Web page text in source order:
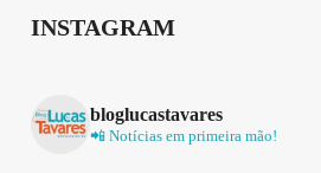
INSTAGRAM
bloglucastavares
📲 Notícias em primeira mão!